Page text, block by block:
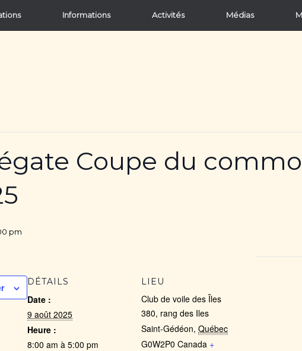
Informations Activités Médias
Coupe du
pm
DÉTAILS
Date :
9 août 2025
Heure :
8:00 am à 5:00 pm
LIEU
Club de voile des Îles
380, rang des Iles
Saint-Gédéon, Québec
G0W2P0 Canada +